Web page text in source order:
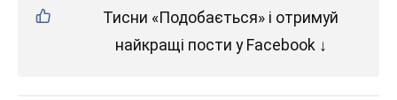
Тисни «Подобається» і отримуй
найкращі пости у Facebook ↓